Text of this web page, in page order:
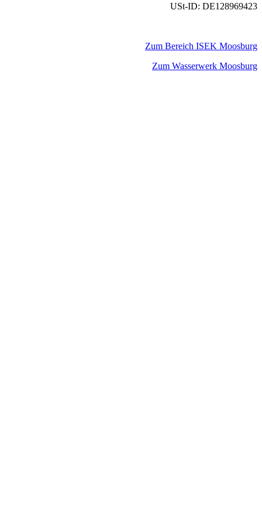
USt-ID: DE128969423
Zum Bereich ISEK Moosburg
Zum Wasserwerk Moosburg